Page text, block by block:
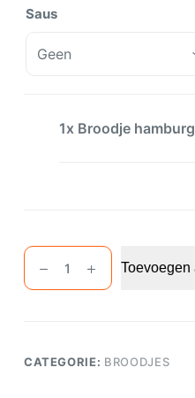
Saus
1x Broodje
Broodje
hamburger
CATEGORIE: BROODJES